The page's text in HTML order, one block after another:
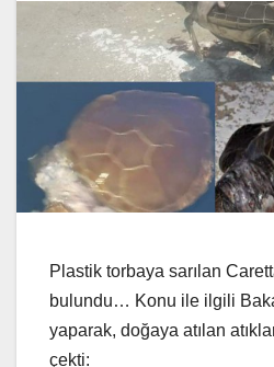
Plastik torbaya sarılan
bulundu… Konu ile ilgili
yaparak, doğaya atılan
çekti: